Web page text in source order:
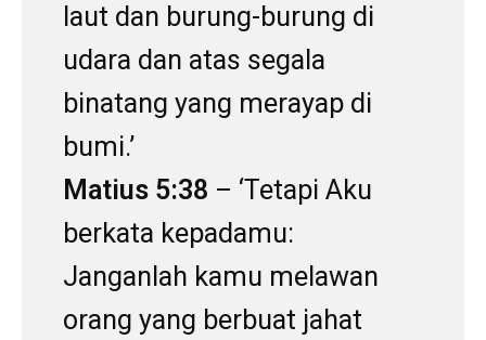
laut dan burung-burung di
udara dan atas segala
binatang yang merayap di
bumi.’
Matius 5:38 – ‘Tetapi Aku
berkata kepadamu:
Janganlah kamu melawan
orang yang berbuat jahat